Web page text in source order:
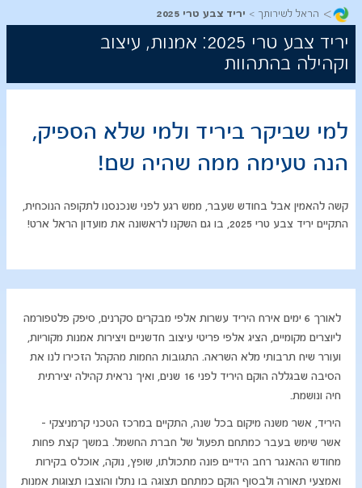
> הראל לשירותך יריד צבע טרי 2025
יריד צבע טרי 2025: אמנות, עיצוב
וקהילה בהתהוות
למי שביקר ביריד ולמי שלא הספיק,
הנה טעימה ממה שהיה שם!
קשה להאמין אבל בחודש שעבר, ממש רגע לפני שנכנסנו לתקופה הנוכחית,
התקיים יריד צבע טרי 2025, בו גם השקנו לראשונה את מועדון הראל ארט!
​לאורך 6 ימים אירח היריד עשרות אלפי מבקרים סקרנים, סיפק פלטפורמה
ליוצרים מקומיים, הציג אלפי פריטי עיצוב חדשניים ויצירות אמנות מקוריות,
ועורר שיח תרבותי מלא השראה. התגובות החמות מהקהל הזכירו לנו את
הסיבה שבגללה הוקם היריד לפני 16 שנים, ואיך נראית קהילה יצירתית
חיה ונושמת.
היריד, אשר משנה מיקום בכל שנה, התקיים במרכז הטכני קרמניצקי –
אשר שימש בעבר כמתחם תפעול של חברת החשמל. במשך קצת פחות
מחודש ההאנגר רחב הידיים פונה מתכולתו, שופץ, נוקה, אוכלס בקירות
ואמצעי תאורה ולבסוף הוקם כמתחם תצוגה בו נתלו והוצבו תצוגות אמנות